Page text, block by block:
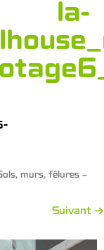
la-
murs, fêlures –
Suivant →